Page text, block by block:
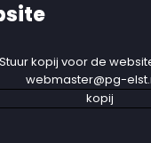
Stuur kopij voor de
webmaster@pg-